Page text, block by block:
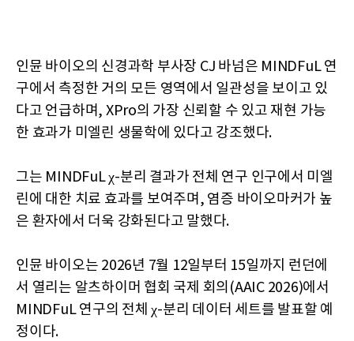
인뮨 바이오의 신경과학 부사장 CJ 바넘은 MINDFuL 연
구에서 측정한 거의 모든 영역에서 일관성을 보이고 있
다고 언급하며, XPro의 가장 신뢰할 수 있고 재현 가능
한 효과가 미엘린 생물학에 있다고 강조했다.
그는 MINDFuL χ-분리 결과가 전체 연구 인구에서 미엘
린에 대한 치료 효과를 보여주며, 염증 바이오마커가 높
은 환자에서 더욱 강화된다고 말했다.
인뮨 바이오는 2026년 7월 12일부터 15일까지 런던에
서 열리는 알츠하이머 협회 국제 회의(AAIC 2026)에서
MINDFuL 연구의 전체 χ-분리 데이터 세트를 발표할 예
정이다.